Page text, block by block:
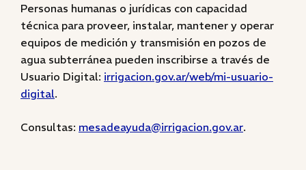
Personas humanas o jurídicas con capacidad
técnica para proveer, instalar, mantener y operar
equipos de medición y transmisión en pozos de
agua subterránea pueden inscribirse a través de
Usuario Digital: irrigacion.gov.ar/web/mi-usuario-
digital.
Consultas: mesadeayuda@irrigacion.gov.ar.